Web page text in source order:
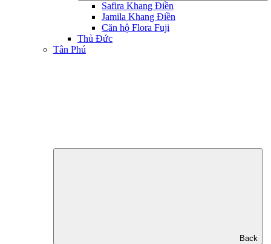
Safira Khang Điền
Jamila Khang Điền
Căn hộ Flora Fuji
Thủ Đức
Tân Phú
Back